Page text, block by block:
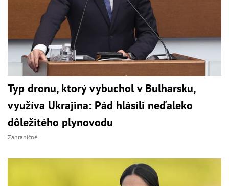
Typ dronu, ktorý vybuchol v Bulharsku,
využíva Ukrajina: Pád hlásili neďaleko
dôležitého plynovodu
Zahraničné